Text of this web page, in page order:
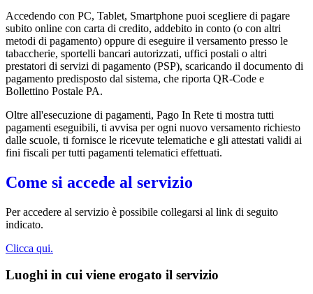
Accedendo con PC, Tablet, Smartphone puoi scegliere di pagare
subito online con carta di credito, addebito in conto (o con altri
metodi di pagamento) oppure di eseguire il versamento presso le
tabaccherie, sportelli bancari autorizzati, uffici postali o altri
prestatori di servizi di pagamento (PSP), scaricando il documento di
pagamento predisposto dal sistema, che riporta QR-Code e
Bollettino Postale PA.
Oltre all'esecuzione di pagamenti, Pago In Rete ti mostra tutti
pagamenti eseguibili, ti avvisa per ogni nuovo versamento richiesto
dalle scuole, ti fornisce le ricevute telematiche e gli attestati validi ai
fini fiscali per tutti pagamenti telematici effettuati.
Come si accede al servizio
Per accedere al servizio è possibile collegarsi al link di seguito
indicato.
Clicca qui.
Luoghi in cui viene erogato il servizio